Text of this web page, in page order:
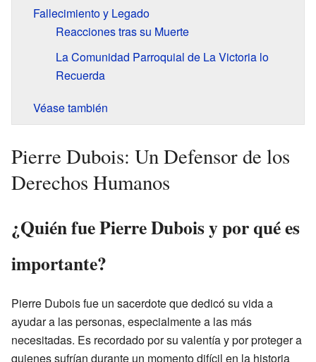
Fallecimiento y Legado
Reacciones tras su Muerte
La Comunidad Parroquial de La Victoria lo
Recuerda
Véase también
Pierre Dubois: Un Defensor de los
Derechos Humanos
¿Quién fue Pierre Dubois y por qué es
importante?
Pierre Dubois fue un sacerdote que dedicó su vida a
ayudar a las personas, especialmente a las más
necesitadas. Es recordado por su valentía y por proteger a
quienes sufrían durante un momento difícil en la historia